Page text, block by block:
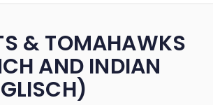
& TOMAHAWKS
AND INDIAN